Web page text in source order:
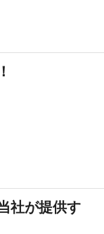
社が提供す